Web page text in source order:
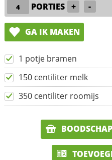
PORTIES + -
GA IK MAKEN
1 potje bramen
150 centiliter melk
350 centiliter roomijs